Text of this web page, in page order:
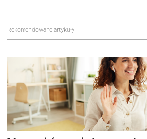
Rekomendowane artykuły